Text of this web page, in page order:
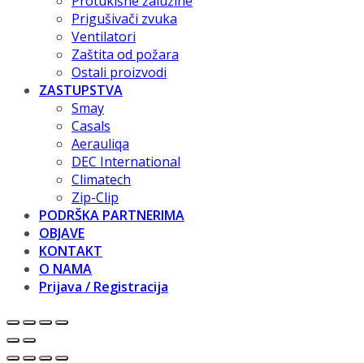
Prigušivači zvuka
Ventilatori
Zaštita od požara
Ostali proizvodi
ZASTUPSTVA
Smay
Casals
Aerauliqa
DEC International
Climatech
Zip-Clip
PODRŠKA PARTNERIMA
OBJAVE
KONTAKT
O NAMA
Prijava / Registracija